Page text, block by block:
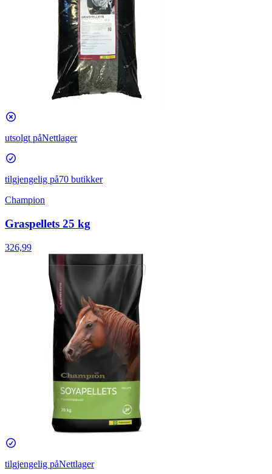
utsolgt påNettlager
tilgjengelig på70 butikker
Champion
Graspellets 25 kg
326,99
tilgjengelig påNettlager